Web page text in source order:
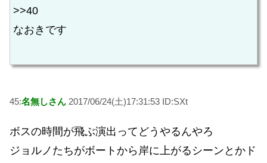
>>40
なおきです
45:名無しさん 2017/06/24(土)17:31:53 ID:SXt
ボスの時間が飛ぶ演出ってどうやるんやろ
ジョルノたちがボートから岸に上がるシーンとかド